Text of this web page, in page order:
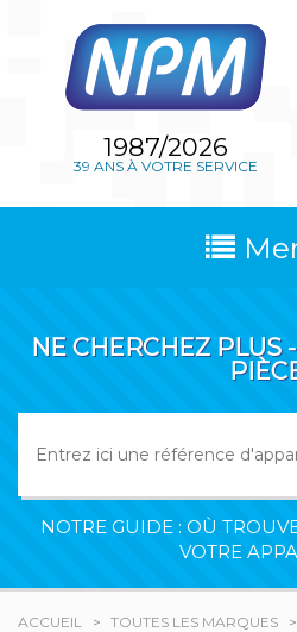
1987/2026
39 ANS À VOTRE SERVICE
NE CHERCHEZ PLUS
NOTRE GUIDE : OÙ
VOTRE
ACCUEIL TOUTES LES MARQUES